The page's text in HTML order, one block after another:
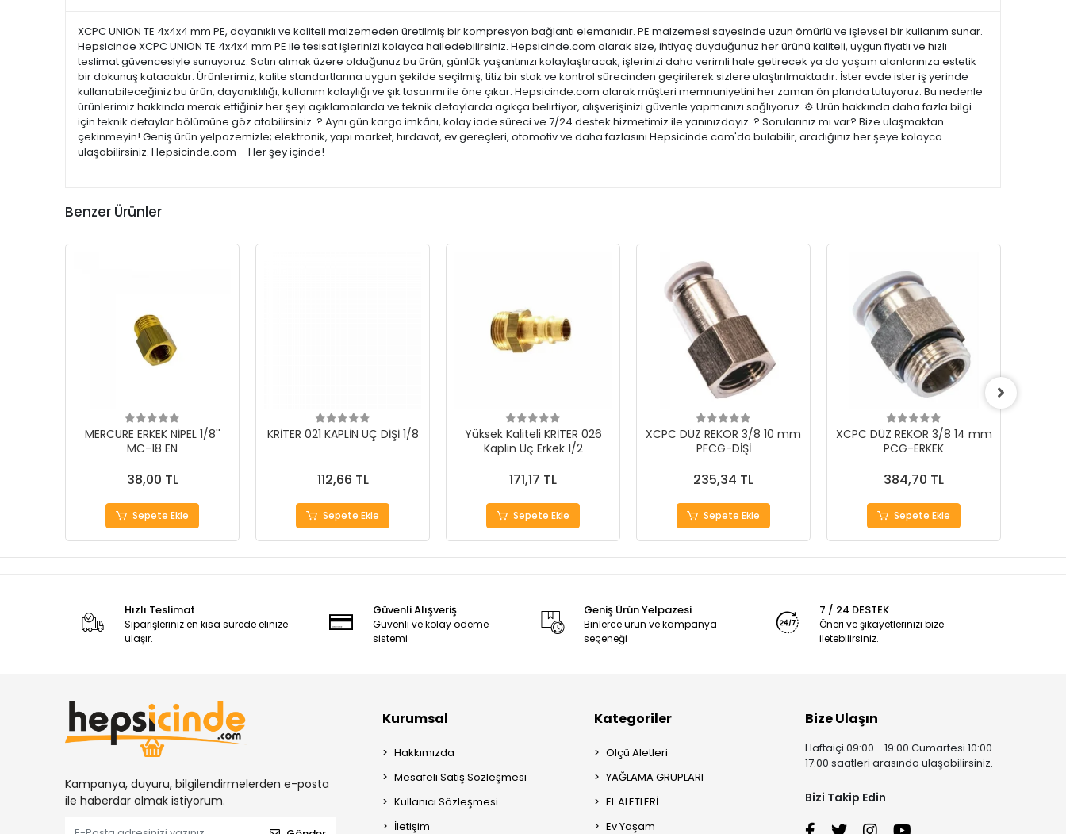
XCPC UNION TE 4x4x4 mm PE, dayanıklı ve kaliteli malzemeden üretilmiş bir kompresyon bağlantı elemanıdır. PE malzemesi sayesinde uzun ömürlü ve işlevsel bir kullanım sunar.
Hepsicinde XCPC UNION TE 4x4x4 mm PE ile tesisat işlerinizi kolayca halledebilirsiniz. Hepsicinde.com olarak size, ihtiyaç duyduğunuz her ürünü kaliteli, uygun fiyatlı ve hızlı
teslimat güvencesiyle sunuyoruz. Satın almak üzere olduğunuz bu ürün, günlük yaşantınızı kolaylaştıracak, işlerinizi daha verimli hale getirecek ya da yaşam alanlarınıza estetik
bir dokunuş katacaktır. Ürünlerimiz, kalite standartlarına uygun şekilde seçilmiş, titiz bir stok ve kontrol sürecinden geçirilerek sizlere ulaştırılmaktadır. İster evde ister iş yerinde
kullanabileceğiniz bu ürün, dayanıklılığı, kullanım kolaylığı ve şık tasarımı ile öne çıkar. Hepsicinde.com olarak müşteri memnuniyetini her zaman ön planda tutuyoruz. Bu nedenle
ürünlerimiz hakkında merak ettiğiniz her şeyi açıklamalarda ve teknik detaylarda açıkça belirtiyor, alışverişinizi güvenle yapmanızı sağlıyoruz. ⚙️ Ürün hakkında daha fazla bilgi
için teknik detaylar bölümüne göz atabilirsiniz. ? Aynı gün kargo imkânı, kolay iade süreci ve 7/24 destek hizmetimiz ile yanınızdayız. ? Sorularınız mı var? Bize ulaşmaktan
çekinmeyin! Geniş ürün yelpazemizle; elektronik, yapı market, hırdavat, ev gereçleri, otomotiv ve daha fazlasını Hepsicinde.com'da bulabilir, aradığınız her şeye kolayca
ulaşabilirsiniz. Hepsicinde.com – Her şey içinde!
Benzer Ürünler
MERCURE ERKEK NİPEL 1/8''
MC-18 EN
38,00 TL
Sepete Ekle
KRİTER 021 KAPLİN UÇ DİŞİ 1/8
112,66 TL
Sepete Ekle
Yüksek Kaliteli KRİTER 026
Kaplin Uç Erkek 1/2
171,17 TL
Sepete Ekle
XCPC DÜZ REKOR 3/8 10 mm
PFCG-DİŞİ
235,34 TL
Sepete Ekle
XCPC DÜZ REKOR 3/8 14 mm
PCG-ERKEK
384,70 TL
Sepete Ekle
Hızlı Teslimat
Siparişleriniz en kısa sürede elinize
ulaşır.
Güvenli Alışveriş
Güvenli ve kolay ödeme
sistemi
Geniş Ürün Yelpazesi
Binlerce ürün ve kampanya
seçeneği
7 / 24 DESTEK
Öneri ve şikayetlerinizi bize
iletebilirsiniz.
Kampanya, duyuru, bilgilendirmelerden e-posta
ile haberdar olmak istiyorum.
Kurumsal
Hakkımızda
Mesafeli Satış Sözleşmesi
Kullanıcı Sözleşmesi
İletişim
Kategoriler
Ölçü Aletleri
YAĞLAMA GRUPLARI
EL ALETLERİ
Ev Yaşam
Bize Ulaşın
Haftaiçi 09:00 - 19:00 Cumartesi 10:00 -
17:00 saatleri arasında ulaşabilirsiniz.
Bizi Takip Edin